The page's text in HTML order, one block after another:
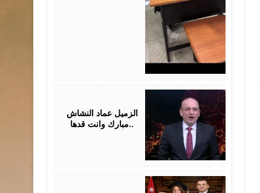
الزميل عماد النشاش
..مبارك وانت قدها